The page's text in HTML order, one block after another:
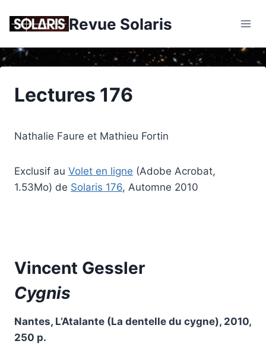
Revue Solaris
Lectures 176
Nathalie Faure et Mathieu Fortin
Exclusif au Volet en ligne (Adobe Acrobat,
1.53Mo) de Solaris 176, Automne 2010
Vincent Gessler
Cygnis
Nantes, L’Atalante (La dentelle du cygne), 2010,
250 p.